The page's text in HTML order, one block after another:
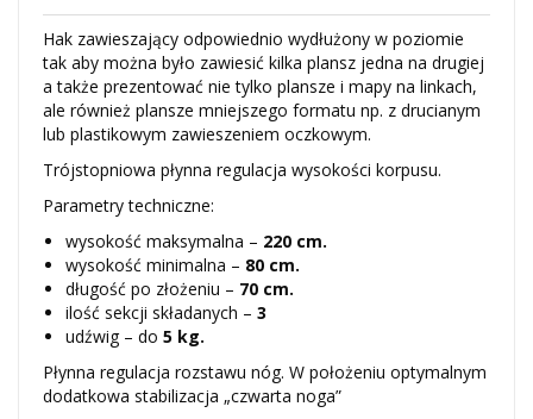
Hak zawieszający odpowiednio wydłużony w poziomie
tak aby można było zawiesić kilka plansz jedna na drugiej
a także prezentować nie tylko plansze i mapy na linkach,
ale również plansze mniejszego formatu np. z drucianym
lub plastikowym zawieszeniem oczkowym.
Trójstopniowa płynna regulacja wysokości korpusu.
Parametry techniczne:
wysokość maksymalna – 220 cm.
wysokość minimalna – 80 cm.
długość po złożeniu – 70 cm.
ilość sekcji składanych – 3
udźwig – do 5 kg.
Płynna regulacja rozstawu nóg. W położeniu optymalnym
dodatkowa stabilizacja „czwarta noga”